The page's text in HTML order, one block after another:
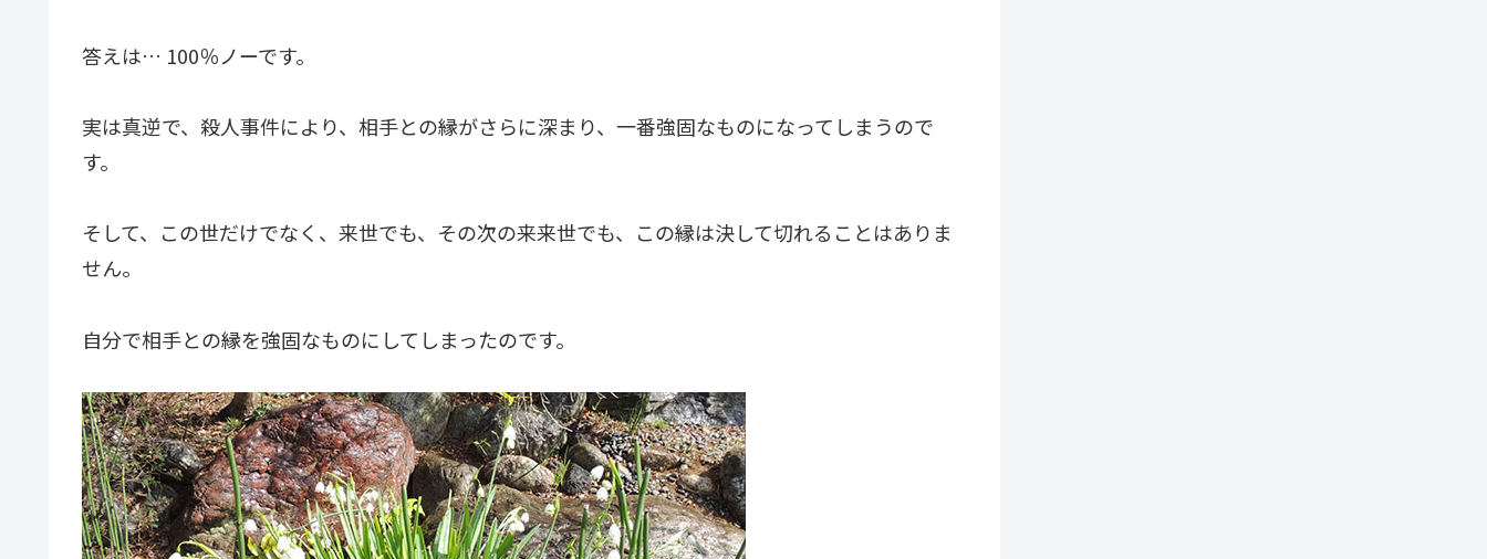
答えは… 100％ノーです。
実は真逆で、殺人事件により、相手との縁がさらに深まり、一番強固なものになってしまうので
す。
そして、この世だけでなく、来世でも、その次の来来世でも、この縁は決して切れることはありま
せん。
自分で相手との縁を強固なものにしてしまったのです。